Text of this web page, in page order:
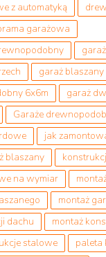
z automatyką
garażowa
garaż blaszany
6x6m
garaż
Garaże
jak
blaszany
na wymiar
montaż
dachu
montaż
stalowe
paleta